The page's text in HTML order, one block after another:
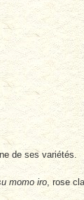
de ses variétés.
momo iro, rose